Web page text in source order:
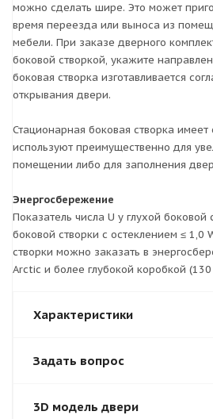
можно сделать шире. Это может
время переезда или выноса из
мебели. При заказе дверного
боковой створкой, укажите
боковая створка изготавливается
открывания двери.
Стационарная боковая створка
используют преимущественно для
помещении либо для заполнения
Энергосбережение
Показатель числа U у глухой боковой
боковой створки с остеклением ≤ 1,0
створки можно заказать в
Arctic и более глубокой коробкой
Характеристики
Задать вопрос
3D модель двери